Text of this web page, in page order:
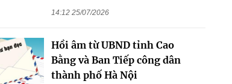
14:12 25/07/2026
Hồi âm từ UBND tỉnh Cao
Bằng và Ban Tiếp công dân
thành phố Hà Nội